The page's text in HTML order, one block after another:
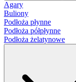
Agary
Buliony
Podłoża płynne
Podłoża półpłynne
Podłoża żelatynowe